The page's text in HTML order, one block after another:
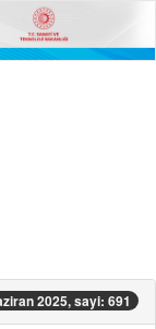
2025, sayi: 691